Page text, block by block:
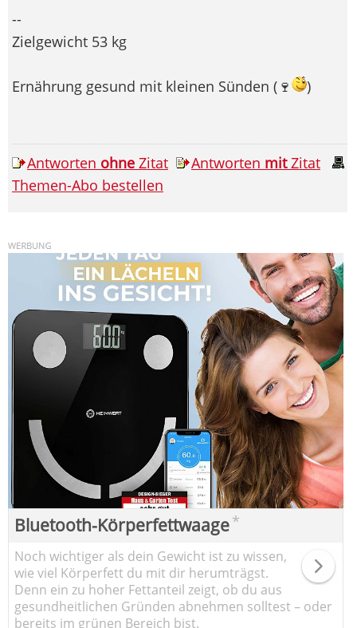
--
Zielgewicht 53 kg
Ernährung gesund mit kleinen Sünden (🍷 )
Antworten ohne Zitat Antworten mitZitat
Themen-Abo bestellen
Bluetooth-Körperfettwaage*
Noch wichtiger als dein Gewicht ist zu wissen,
wie viel Körperfett du mit dir herumträgst.
Denn ein zu hoher Fettanteil zeigt, ob du aus
gesundheitlichen Gründen abnehmen solltest – oder
bereits im grünen Bereich bist.